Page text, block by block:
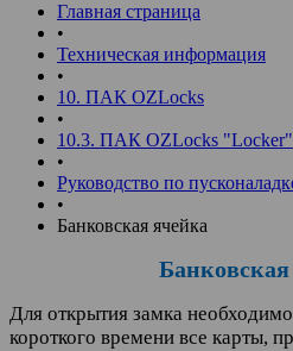
Главная страница
•
Техническая информация
•
10. ПАК OZLocks
•
10.3. ПАК OZLocks "Locker"
•
Руководство по
•
Банковская ячейка
Для открытия замка
короткого времени все карты,